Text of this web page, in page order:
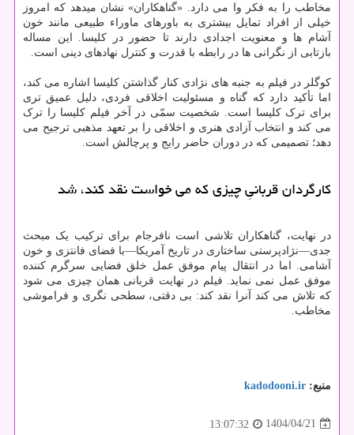
مخاطب را به فکر وا می دارد. «گناهکاران» نشان میدهد که امروز
خیلی از افراد تمایل بیشتری به باورهای ماوراء طبیعی مانند خون
آشام ها و معنویت اجدادی دارند تا حضور در کلیسا. این مساله
بازتابی از نگرانی ها در رابطه با قدرت و کنترل نهادهای دینی است.
کوگلر در فیلم به جنبه های نژادی کنار گذاشتن کلیسا اشاره می کند،
اما تأکید دارد که گناه و مسئولیت اخلاقی فردی، دلیل عمیق تری
برای ترک کلیسا است. شخصیت سمّی در آخر فیلم کلیسا را ترک
می کند و انتخاب آزادی هنری و اخلاقی را بر تعهد مذهبی ترجیح می
دهد؛ تصمیمی که در دوران حاضر رایج و پرچالش است.
کارگردان قربانیِ چیزی که می خواست نقد کند، شد
در نهایت، گناهکاران تلاشی است نافرجام برای ترکیب یک مبحث
جدی—نژادپرستی ساختاری در تاریخ آمریکا—با فضای فانتزی و خون
آشامی. اما در انتقال پیام موفق عمل خلق فضایی سرگرم کننده
موفق عمل نمی نماید. فیلم در نهایت قربانی همان چیزی می شود
که تلاش می کند آنرا نقد کند: بی دقتی، سطحی نگری و فراموشی
مخاطب.
منبع: kadodooni.ir
1404/04/21
13:07:32